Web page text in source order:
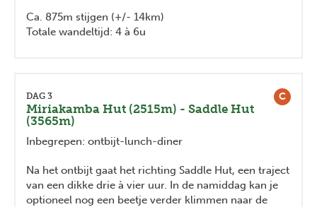
Ca. 875m stijgen (+/- 14km)
Totale wandeltijd: 4 à 6u
C
DAG 3
Miriakamba Hut (2515m) - Saddle Hut
(3565m)
Inbegrepen: ontbijt-lunch-diner
Na het ontbijt gaat het richting Saddle Hut, een traject
van een dikke drie à vier uur. In de namiddag kan je
optioneel nog een beetje verder klimmen naar de